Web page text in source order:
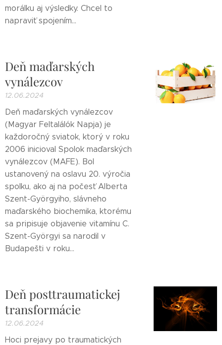
morálku aj výsledky. Chcel to
napraviť spojením...
Deň maďarských
vynálezcov
12.06.2024
Deň maďarských vynálezcov
(Magyar Feltalálók Napja) je
každoročný sviatok, ktorý v roku
2006 inicioval Spolok maďarských
vynálezcov (MAFE). Bol
ustanovený na oslavu 20. výročia
spolku, ako aj na počesť Alberta
Szent-Györgyiho, slávneho
maďarského biochemika, ktorému
sa pripisuje objavenie vitamínu C.
Szent-Györgyi sa narodil v
Budapešti v roku...
Deň posttraumatickej
transformácie
12.06.2024
Hoci prejavy po traumatických